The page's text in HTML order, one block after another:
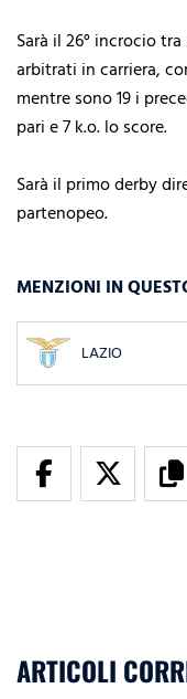
Sarà il 26° incrocio
arbitrati in carriera,
mentre sono 19 i
pari e 7 k.o. lo score.
Sarà il primo derby
partenopeo.
MENZIONI IN
LAZIO
ARTICOLI